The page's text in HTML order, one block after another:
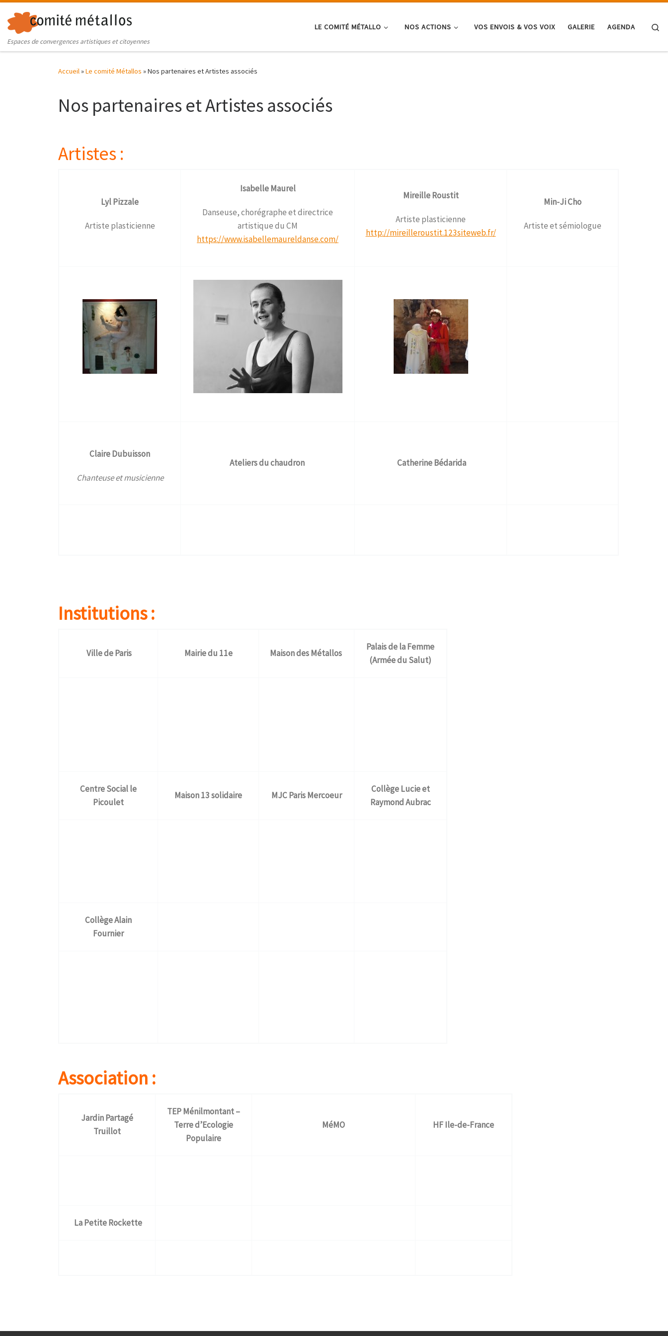
Skip to content
Espaces de convergences artistiques et citoyennes
LE COMITÉ MÉTALLO NOS ACTIONS VOS ENVOIS & VOS VOIX GALERIE AGENDA
Accueil»Le comité Métallos »Nos partenaires et Artistes associés
Nos partenaires et Artistes associés
Artistes :
Lyl Pizzale
Artiste plasticienne
Isabelle Maurel
Danseuse, chorégraphe et directrice
artistique du CM
https://www.isabellemaureldanse.com/
Mireille Roustit
Artiste plasticienne
http://mireilleroustit.123siteweb.fr/
Min-Ji Cho
Artiste et sémiologue
Claire Dubuisson
Chanteuse et musicienne
Ateliers du chaudron Catherine Bédarida
Institutions :
Ville de Paris Mairie du 11e Maison des Métallos
Palais de la Femme
(Armée du Salut)
Centre Socialle
Picoulet
Maison 13 solidaire MJC Paris Mercoeur
Collège Lucie et
Raymond Aubrac
Collège Alain
Fournier
Association :
Jardin Partagé
Truillot
TEP Ménilmontant –
Terre d’Ecologie
Populaire
MéMO HF Ile-de-France
La Petite Rockette